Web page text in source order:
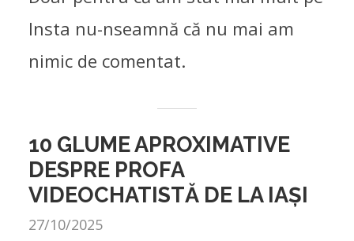
PAINKILLER.RO
Just like candy, only better
Insta nu-nseamnă că nu mai am
nimic de comentat.
10 GLUME APROXIMATIVE
DESPRE PROFA
VIDEOCHATISTĂ DE LA IAȘI
27/10/2025